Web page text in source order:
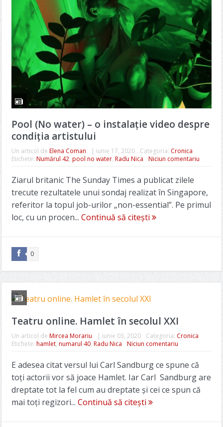
Pool (No water) – o instalație video despre
condiția artistului
Un articol de Elena Coman | iunie 17, 2020 Categoria: Cronica
Etichete: Numărul 42, pool no water, Radu Nica Niciun comentariu
Ziarul britanic The Sunday Times a publicat zilele
trecute rezultatele unui sondaj realizat în Singapore,
referitor la topul job-urilor „non-essential”. Pe primul
loc, cu un procen... Continuă să citești
0
Teatru online. Hamlet în secolul XXI
Un articol de Mircea Morariu | iunie 03, 2020 Categoria: Cronica
Etichete: hamlet, numarul 40, Radu Nica Niciun comentariu
E adesea citat versul lui Carl Sandburg ce spune că
toţi actorii vor să joace Hamlet. Iar Carl Sandburg are
dreptate tot la fel cum au dreptate și cei ce spun că
mai toţi regizori... Continuă să citești